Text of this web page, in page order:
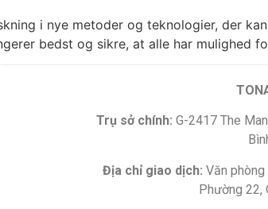
i nye metoder og teknologier, der
bedst og sikre, at alle har mulighed
Trụ sở chính: G-2417 The
Địa chỉ giao dịch: Văn
Phường 22,